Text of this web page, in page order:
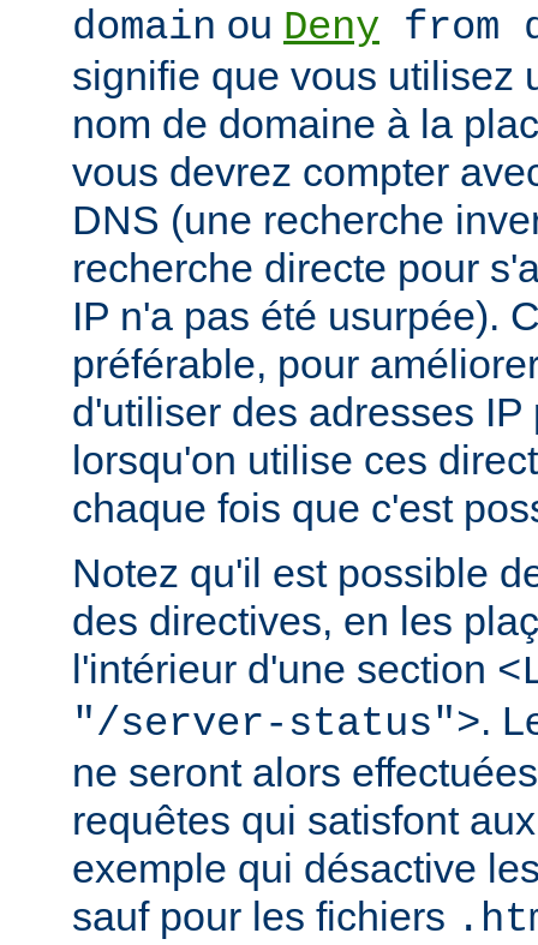
domain ou Deny from
signifie que vous utilisez
nom de domaine à la
vous devrez compter
DNS (une recherche
recherche directe pour
IP n'a pas été usurpée).
préférable, pour
d'utiliser des adresses
lorsqu'on utilise ces
chaque fois que c'est
Notez qu'il est possible
des directives, en les
l'intérieur d'une section
"/server-status">.
ne seront alors
requêtes qui satisfont
exemple qui désactive
sauf pour les fichiers